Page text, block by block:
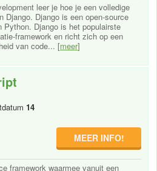
leer je hoe je een volledige
Django. Django is een open-source
Python. Django is het populairste
framework en richt zich op een
van code... [meer]
14
MEER INFO!
framework waarmee vanuit een